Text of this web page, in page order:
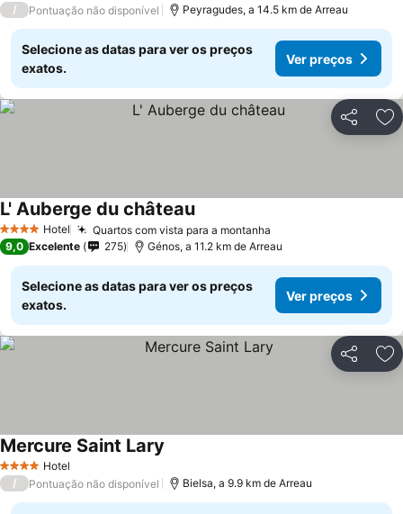
/ Pontuação não disponível Peyragudes, a 14.5 km de Arreau
Selecione as datas para ver os preços
exatos.
Ver preços
Partilhar
4 EstrelasHotel Quartos com vista para a montanha
L' Auberge du château
9,0 Excelente 275 Génos, a 11.2 km de Arreau
Selecione as datas para ver os preços
exatos.
Ver preços
Partilhar
4 EstrelasHotel
Mercure Saint Lary
/ Pontuação não disponível Bielsa, a 9.9 km de Arreau